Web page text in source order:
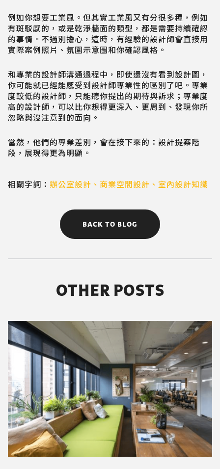
例如你想要工業風。但其實工業風又有分很多種，例如
有斑駁感的，或是乾淨牆面的類型，都是需要持續確認
的事情。不過別擔心，這時，有經驗的設計師會直接用
實際案例照片、氛圍示意圖和你確認風格。
和專業的設計師溝通過程中，即使還沒有看到設計圖，
你可能就已經能感受到設計師專業性的區別了吧。專業
度較低的設計師，只能聽你提出的期待與訴求；專業度
高的設計師，可以比你想得更深入、更周到、發現你所
忽略與沒注意到的面向。
當然，他們的專業差別，會在接下來的：設計提案階
段，展現得更為明顯。
相關字詞： 辦公室設計 、 商業空間設計 、 室內設計知識
BACK TO BLOG
OTHER POSTS